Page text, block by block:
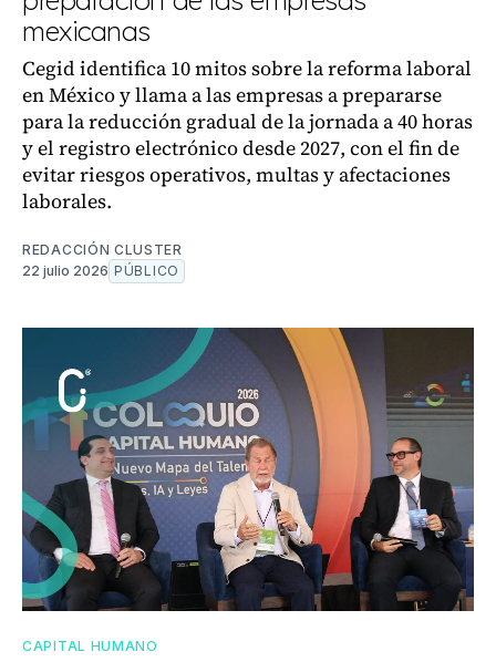
mexicanas
Cegid identifica 10 mitos sobre la reforma laboral
en México y llama a las empresas a prepararse
para la reducción gradual de la jornada a 40 horas
y el registro electrónico desde 2027, con el fin de
evitar riesgos operativos, multas y afectaciones
laborales.
REDACCIÓN CLUSTER
22 julio 2026 PÚBLICO
CAPITAL HUMANO